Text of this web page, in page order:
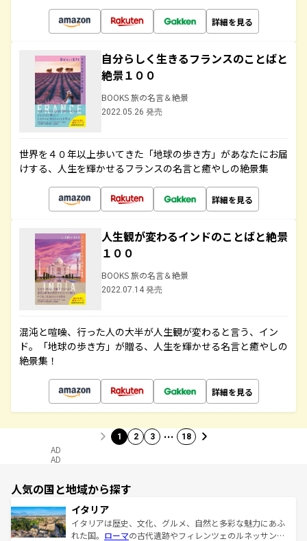
詳細を見る
自分らしく生きるフランスのことばと
絶景１００
BOOKS 旅の名言＆絶景
2022.05.26 発売
世界を４０年以上歩いてきた「地球の歩き方」があなたにお届
けする、人生を輝かせるフランスの名言と癒やしの絶景集
詳細を見る
人生観が変わるインドのことばと絶景
１００
BOOKS 旅の名言＆絶景
2022.07.14 発売
混沌と喧噪、行った人の大半が人生観が変わると言う、イン
ド。「地球の歩き方」が贈る、人生を輝かせる名言と癒やしの
絶景集！
詳細を見る
1 2 3 … 18
AD
AD
人気の国と地域から探す
イタリア
イタリアは歴史、文化、グルメ、自然と多彩な魅力にあふ
れた国。 ローマの古代遺跡やフィレンツェのルネッサンス